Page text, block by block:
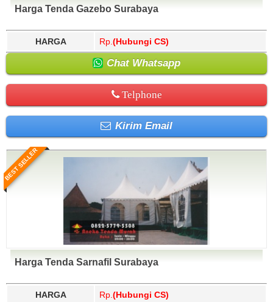
Harga Tenda Gazebo Surabaya
HARGA Rp. (Hubungi CS)
Chat Whatsapp
Telphone
Kirim Email
BEST SELLER
Harga Tenda Sarnafil Surabaya
HARGA Rp. (Hubungi CS)